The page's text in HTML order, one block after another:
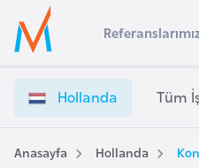
Ülke Seçimi
Başvuru yapmak istediğiniz ülkeyi
Üye
Girişi
o
l
a
n
Hollanda Tüm
Anasayfa Hollanda
s
t
r
a